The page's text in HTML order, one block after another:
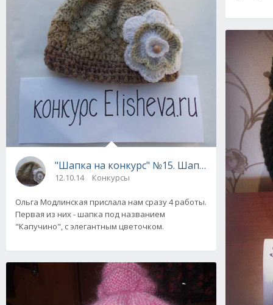
"Шапка на конкурс" №15. Шапка "Капучино".
12.10.14 Конкурсы
Ольга Модлинская прислала нам сразу 4 работы.
Первая из них - шапка под названием
"Капучино", с элегантным цветочком.